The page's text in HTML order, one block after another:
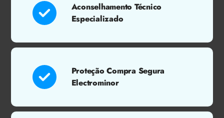
Aconselhamento Técnico
Especializado
Proteção Compra Segura
Electrominor